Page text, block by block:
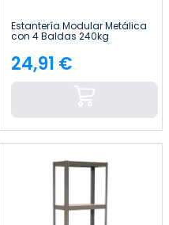
Estantería Modular Metálica
con 4 Baldas 240kg
60x30x148cm Thinia Home
Precio
24,91 €